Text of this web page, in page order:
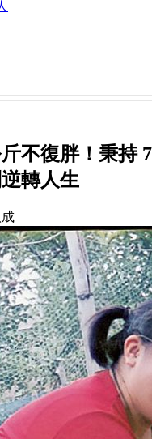
不復胖！秉持
轉人生